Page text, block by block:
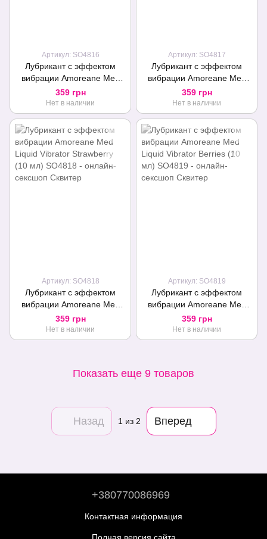
Артикул: SO4816
Лубрикант с эффектом
вибрации Amoreane Med
Liquid Vibrator Cherry (10
мл)
359 грн
Нет в наличии
Артикул: SO4817
Лубрикант с эффектом
вибрации Amoreane Med
Liquid Vibrator Peach (10
мл)
359 грн
Нет в наличии
Артикул: SO4818
Лубрикант с эффектом
вибрации Amoreane Med
Liquid Vibrator Strawberry
(10 мл)
359 грн
Нет в наличии
Артикул: SO4819
Лубрикант с эффектом
вибрации Amoreane Med
Liquid Vibrator Berries (10
мл)
359 грн
Нет в наличии
Показать еще 9 товаров
Назад 1 из 2 Вперед
+380770086969
Контактная информация